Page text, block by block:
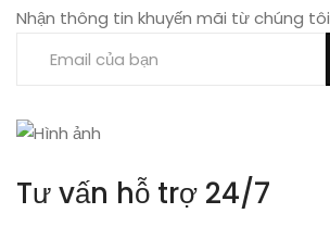
Nhận thông tin khuyến mãi từ chúng tôi
Tư vấn hỗ trợ 24/7